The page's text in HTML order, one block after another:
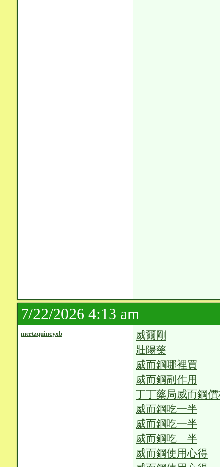
7/22/2026 4:13 am
mertzquincyxb
威爾剛
壯陽藥
威而鋼哪裡買
威而鋼副作用
丁丁藥局威而鋼
威而鋼吃一半
威而鋼吃一半
威而鋼吃一半
威而鋼使用心得